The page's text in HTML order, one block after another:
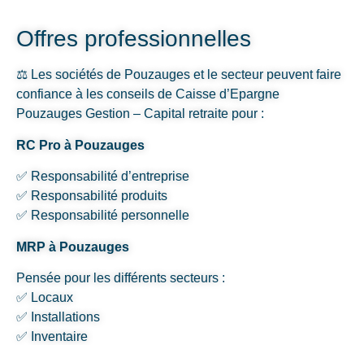
Offres professionnelles
⚖️ Les sociétés de Pouzauges et le secteur peuvent faire
confiance à les conseils de Caisse d’Epargne
Pouzauges Gestion – Capital retraite pour :
RC Pro à Pouzauges
✅ Responsabilité d’entreprise
✅ Responsabilité produits
✅ Responsabilité personnelle
MRP à Pouzauges
Pensée pour les différents secteurs :
✅ Locaux
✅ Installations
✅ Inventaire